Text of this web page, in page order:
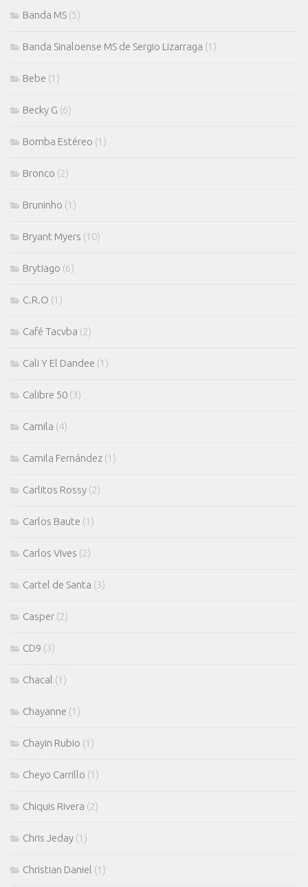
Banda MS (5)
Banda Sinaloense MS de Sergio Lizarraga (1)
Bebe (1)
Becky G (6)
Bomba Estéreo (1)
Bronco (2)
Bruninho (1)
Bryant Myers (10)
Brytiago (6)
C.R.O (1)
Café Tacvba (2)
Cali Y El Dandee (1)
Calibre 50 (3)
Camila (4)
Camila Fernández (1)
Carlitos Rossy (2)
Carlos Baute (1)
Carlos Vives (2)
Cartel de Santa (3)
Casper (2)
CD9 (3)
Chacal (1)
Chayanne (1)
Chayin Rubio (1)
Cheyo Carrillo (1)
Chiquis Rivera (2)
Chris Jeday (1)
Christian Daniel (1)